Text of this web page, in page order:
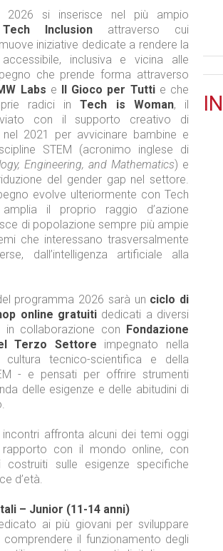
2026 si inserisce nel più ampio
Tech Inclusion attraverso cui
iniziative dedicate a rendere la
inclusiva e vicina alle
che prende forma attraverso
Labs e Il Gioco per Tuttie che
radici inTech is Woman, il
con il supporto creativo di
2021 per avvicinare bambine e
STEM (acronimo inglese di
Engineering, and Mathematics) e
del gender gap nel settore.
evolve ulteriormente con Tech
il proprio raggio d’azione
di popolazione sempre più ampie
che interessano trasversalmente
dall’intelligenza artificiale alla
programma 2026 sarà un ciclo di
online gratuiti dedicati a diversi
in collaborazione con
Fondazione
Terzo Settore impegnato nella
cultura tecnico-scientifica e della
- e pensati per offrire strumenti
delle esigenze e delle abitudini di
incontri affronta alcuni dei temi oggi
rapporto con il mondo online, con
costruiti sulle esigenze specifiche
d’età.
– Junior (11-14 anni)
ai più giovani per sviluppare
il funzionamento degli
IN